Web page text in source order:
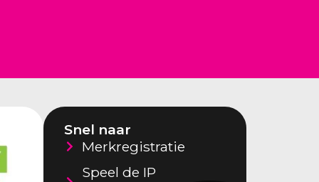
Snel naar
Merkregistratie
Speel de IP